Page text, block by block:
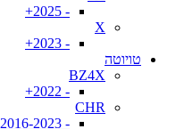
- 2025+
X
- 2023+
טויוטה
BZ4X
- 2022+
CHR
- 2016-2023